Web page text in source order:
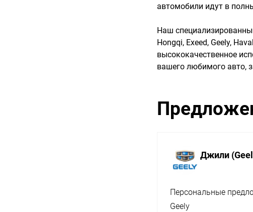
автомобили идут в
Наш
Hongqi, Exeed, Geely,
высококачественное
вашего любимого авто,
Джили
Персональные
Geely